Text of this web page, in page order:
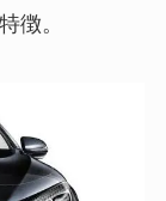
徴。